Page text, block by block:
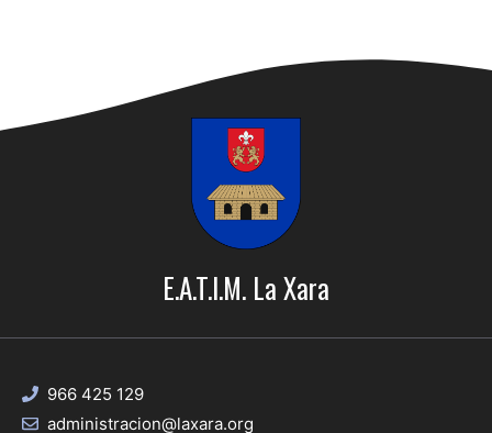
E.A.T.I.M. La Xara
966 425 129
administracion@laxara.org